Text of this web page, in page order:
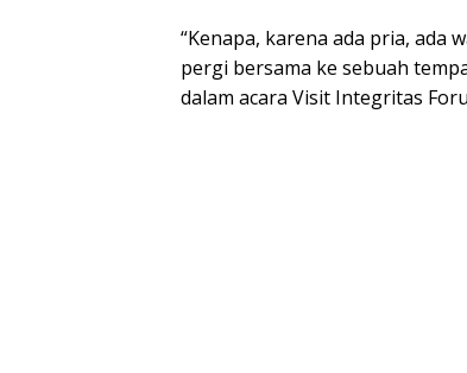
“Kenapa, karena ada pria, ada
pergi bersama ke sebuah
dalam acara Visit Integritas